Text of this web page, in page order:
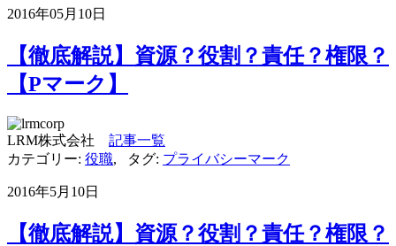
2016年05月10日
【徹底解説】資源？役割？責任？権限？
【Pマーク】
LRM株式会社 記事一覧
カテゴリー: 役職, タグ: プライバシーマーク
2016年5月10日
【徹底解説】資源？役割？責任？権限？